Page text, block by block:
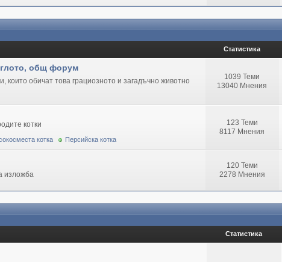
Статистика
общ форум
които обичат това грациозното и загадъчно животно
1039 Теми
13040 Мнения
котки
котка Персийска котка
123 Теми
8117 Мнения
изложба
120 Теми
2278 Мнения
Статистика